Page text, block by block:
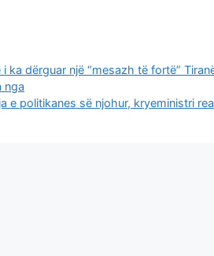
ka dërguar një “mesazh të fortë”
nga
e politikanes së njohur, kryeministri